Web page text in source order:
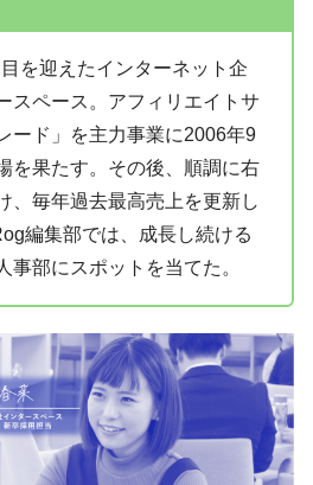
を迎えたインターネット企
スペース。アフィリエイトサ
ード」を主力事業に2006年9
を果たす。その後、順調に右
、毎年過去最高売上を更新し
編集部では、成長し続ける
事部にスポットを当てた。